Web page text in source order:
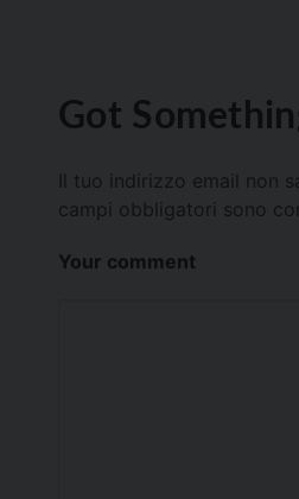
Got
Il tuo indirizzo email non
campi obbligatori sono
Your comment